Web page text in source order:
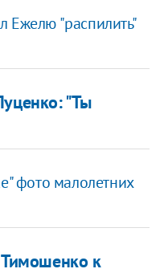
Ежелю "распилить"
"Ты
фото малолетних
к